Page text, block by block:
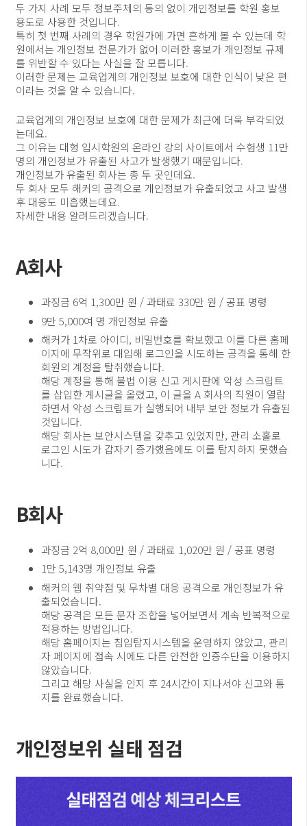
두 가지 사례 모두 정보주체의 동의 없이 개인정보를 학원 홍보
용도로 사용한 것입니다.
특히 첫 번째 사례의 경우 학원가에 가면 흔하게 볼 수 있는데 학
원에서는 개인정보 전문가가 없어 이러한 홍보가 개인정보 규제
를 위반할 수 있다는 사실을 잘 모릅니다.
이러한 문제는 교육업계의 개인정보 보호에 대한 인식이 낮은 편
이라는 것을 알 수 있습니다.
교육업계의 개인정보 보호에 대한 문제가 최근에 더욱 부각되었
는데요.
그 이유는 대형 입시학원의 온라인 강의 사이트에서 수험생 11만
명의 개인정보가 유출된 사고가 발생했기 때문입니다.
개인정보가 유출된 회사는 총 두 곳인데요.
두 회사 모두 해커의 공격으로 개인정보가 유출되었고 사고 발생
후 대응도 미흡했는데요.
자세한 내용 알려드리겠습니다.
A회사
과징금 6억 1,300만 원 / 과태료 330만 원 / 공표 명령
9만 5,000여 명 개인정보 유출
해커가 1차로 아이디, 비밀번호를 확보했고 이를 다른 홈페
이지에 무작위로 대입해 로그인을 시도하는 공격을 통해 한
회원의 계정을 탈취했습니다.
해당 계정을 통해 불법 이용 신고 게시판에 악성 스크립트
를 삽입한 게시글을 올렸고, 이 글을 A 회사의 직원이 열람
하면서 악성 스크립트가 실행되어 내부 보안 정보가 유출된
것입니다.
해당 회사는 보안시스템을 갖추고 있었지만, 관리 소홀로
로그인 시도가 갑자기 증가했음에도 이를 탐지하지 못했습
니다.
B회사
과징금 2억 8,000만 원 / 과태료 1,020만 원 / 공표 명령
1만 5,143명 개인정보 유출
해커의 웹 취약점 및 무차별 대응 공격으로 개인정보가 유
출되었습니다.
해당 공격은 모든 문자 조합을 넣어보면서 계속 반복적으로
적용하는 방법입니다.
해당 홈페이지는 침입탐지시스템을 운영하지 않았고, 관리
자 페이지에 접속 시에도 다른 안전한 인증수단을 이용하지
않았습니다.
그리고 해당 사실을 인지 후 24시간이 지나서야 신고와 통
지를 완료했습니다.
개인정보위 실태 점검